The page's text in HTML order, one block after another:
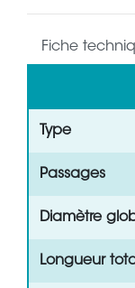
Fiche
Type
Passages
Diamètre
Longueur